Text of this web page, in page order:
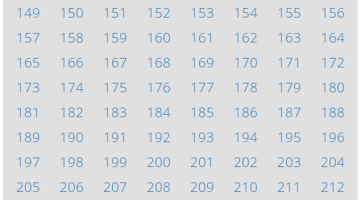
149
150 151 152 153 154 155
156
157
158 159 160 161 162 163
164
165
166 167 168 169 170 171
172
173
174 175 176 177 178 179
180
181
182 183 184 185 186 187
188
189
190 191 192 193 194 195
196
197
198 199 200 201 202 203
204
205
206 207 208 209 210 211
212